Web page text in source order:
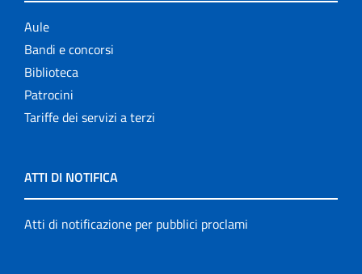
Aule
Bandi e concorsi
Biblioteca
Patrocini
Tariffe dei servizi a terzi
ATTI DI NOTIFICA
Atti di notificazione per pubblici proclami